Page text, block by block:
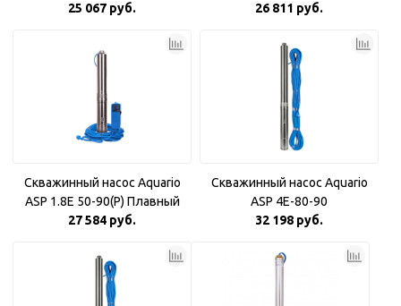
25 067 руб.
26 811 руб.
Скважинный насос Aquario
ASP 1.8Е 50-90(P) Плавный
пуск
27 584 руб.
Скважинный насос Aquario
ASP 4E-80-90
32 198 руб.